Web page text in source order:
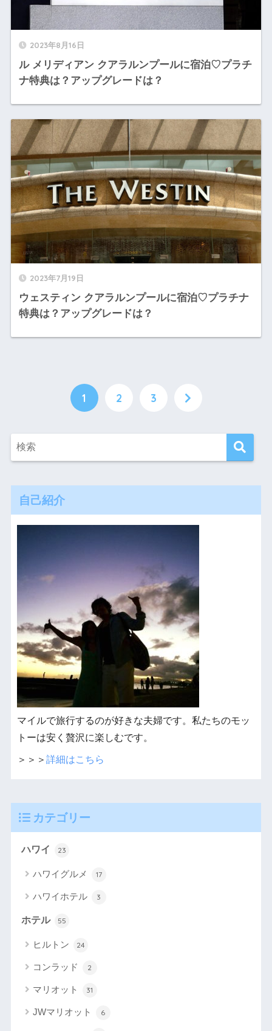
2023年8月16日
ル メリディアン クアラルンプールに宿泊♡プラチ
ナ特典は？アップグレードは？
2023年7月19日
ウェスティン クアラルンプールに宿泊♡プラチナ
特典は？アップグレードは？
1 2 3
自己紹介
マイルで旅行するのが好きな夫婦です。私たちのモッ
トーは安く贅沢に楽しむです。
＞＞＞ 詳細はこちら
カテゴリー
ハワイ 23
ハワイグルメ 17
ハワイホテル 3
ホテル 55
ヒルトン 24
コンラッド 2
マリオット 31
JWマリオット 6